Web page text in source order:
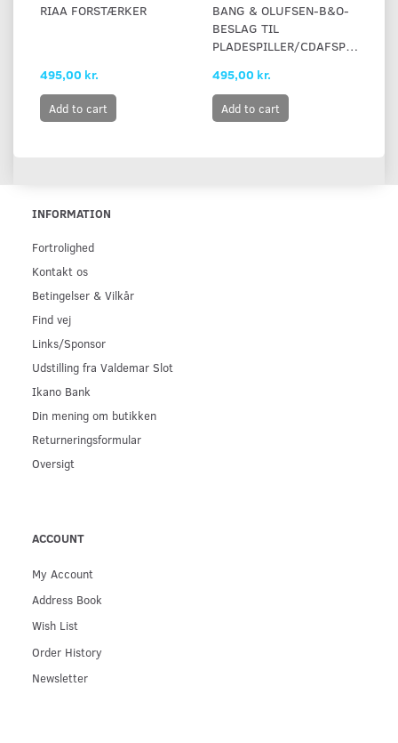
RIAA FORSTÆRKER
495,00 kr.
Add to cart
BANG & OLUFSEN-B&O-
BESLAG TIL
PLADESPILLER/CDAFSPILLER
495,00 kr.
Add to cart
INFORMATION
Fortrolighed
Kontakt os
Betingelser & Vilkår
Find vej
Links/Sponsor
Udstilling fra Valdemar Slot
Ikano Bank
Din mening om butikken
Returneringsformular
Oversigt
ACCOUNT
My Account
Address Book
Wish List
Order History
Newsletter